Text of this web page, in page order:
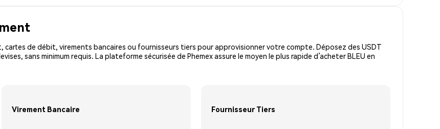
cartes de débit, virements bancaires ou fournisseurs tiers pour approvisionner votre compte. Déposez des USDT
sans minimum requis. La plateforme sécurisée de Phemex assure le moyen le plus rapide d’acheter BLEU en
Virement Bancaire Fournisseur Tiers